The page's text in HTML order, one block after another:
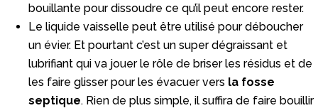
bouillante pour dissoudre ce qu’il peut encore rester.
Le liquide vaisselle peut être utilisé pour déboucher
un évier. Et pourtant c’est un super dégraissant et
lubrifiant qui va jouer le rôle de briser les résidus et de
les faire glisser pour les évacuer vers la fosse
septique. Rien de plus simple, il suffira de faire bouillir